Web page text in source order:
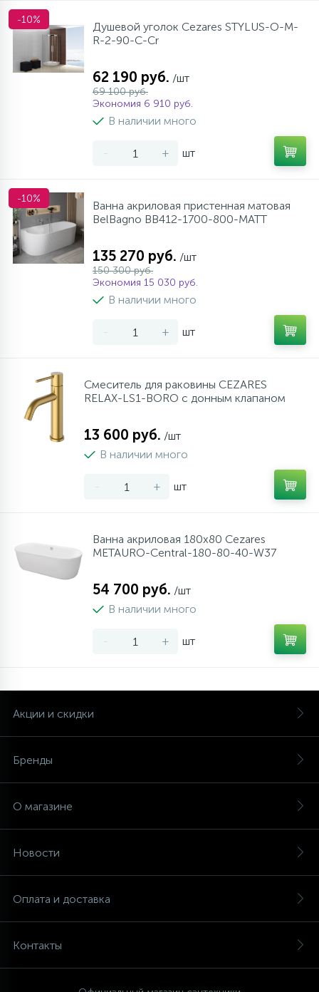
-10%
Душевой уголок Cezares STYLUS-O-M-
R-2-90-C-Cr
62 190 руб. /шт
69 100 руб.
Экономия 6 910 руб.
В наличии много
- + шт
-10%
Ванна акриловая пристенная матовая
BelBagno BB412-1700-800-MATT
135 270 руб. /шт
150 300 руб.
Экономия 15 030 руб.
В наличии много
- + шт
Cмеситель для раковины CEZARES
RELAX-LS1-BORO с донным клапаном
13 600 руб. /шт
В наличии много
- + шт
Ванна акриловая 180х80 Cezares
METAURO-Central-180-80-40-W37
54 700 руб. /шт
В наличии много
- + шт
Акции и скидки
Бренды
О магазине
Новости
Оплата и доставка
Контакты